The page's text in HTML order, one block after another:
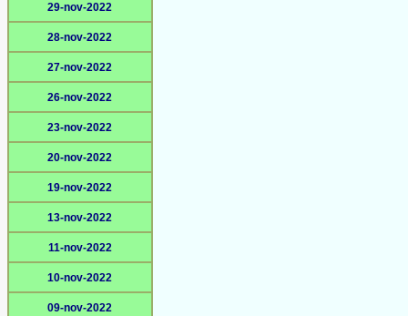
29-nov-2022
28-nov-2022
27-nov-2022
26-nov-2022
23-nov-2022
20-nov-2022
19-nov-2022
13-nov-2022
11-nov-2022
10-nov-2022
09-nov-2022